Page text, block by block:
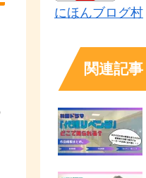
にほんブログ村
関連記事